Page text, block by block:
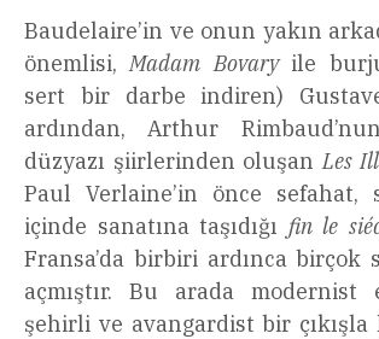
Baudelaire’in ve onun yakın
önemlisi, Madam Bovaryile
sert bir darbe indiren)
ardından, Arthur
düzyazı şiirlerinden oluşan Les
Paul Verlaine’in önce sefahat,
içinde sanatına taşıdığı fin le
Fransa’da birbiri ardınca birçok
açmıştır. Bu arada modernist
şehirli ve avangardist bir çıkışla